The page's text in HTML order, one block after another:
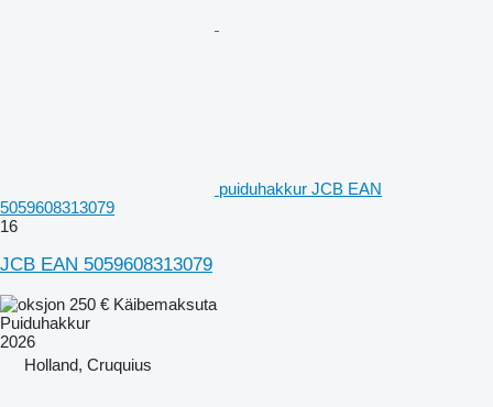
puiduhakkur JCB EAN
5059608313079
16
JCB EAN 5059608313079
250 € Käibemaksuta
Puiduhakkur
2026
Holland, Cruquius